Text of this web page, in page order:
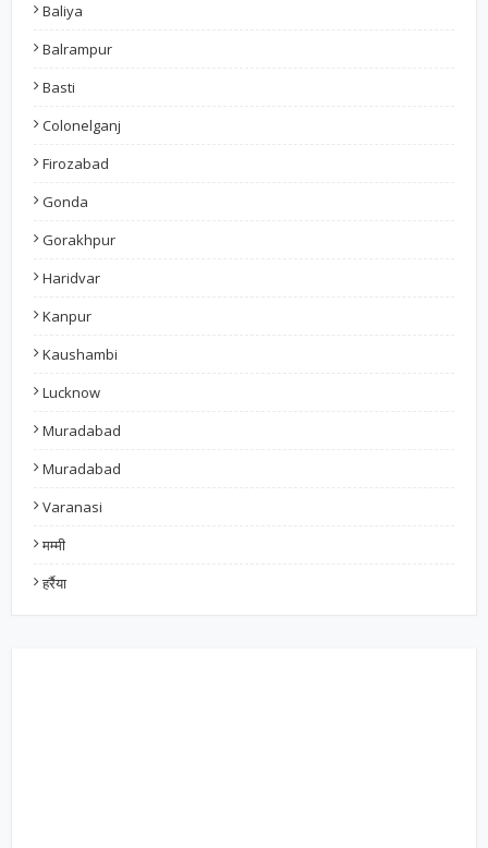
Baliya
Balrampur
Basti
Colonelganj
Firozabad
Gonda
Gorakhpur
Haridvar
Kanpur
Kaushambi
Lucknow
Muradabad
Muradabad
Varanasi
मम्मी
हर्रैया